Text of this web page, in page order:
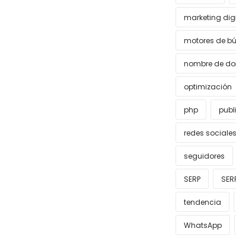
marketing
motores de
nombre de
optimización
php
redes sociales
seguidores
SERP
tendencia
WhatsApp